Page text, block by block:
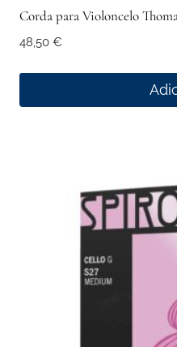
Corda para Violoncelo
48,50 €